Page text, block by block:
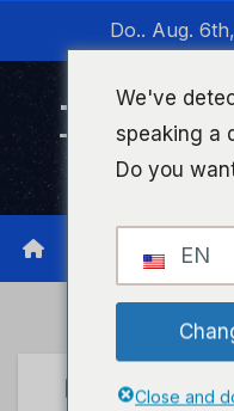
wechseln
Do.. Aug.
Timeline
UNCATEGORIZED
We've
speaking a
Do you
EN
Close and